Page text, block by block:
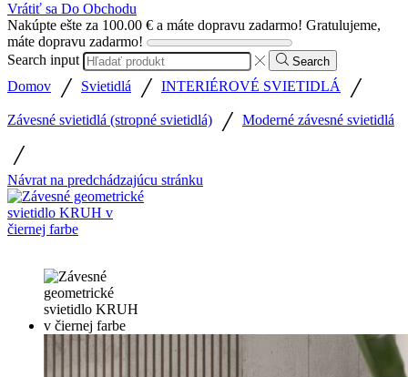
Vrátiť sa Do Obchodu
Nakúpte ešte za 100.00 € a máte dopravu zadarmo! Gratulujeme,
máte dopravu zadarmo!
Search input
Search
Domov / Svietidlá / INTERIÉROVÉ SVIETIDLÁ /
Závesné svietidlá (stropné svietidlá) / Moderné závesné svietidlá
/
Návrat na predchádzajúcu stránku